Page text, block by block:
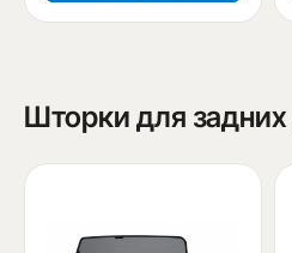
Шторки для